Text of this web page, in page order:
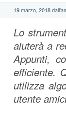
19 marzo, 2018
Lo
aiuterà a
Appunti,
efficiente.
utilizza
utente